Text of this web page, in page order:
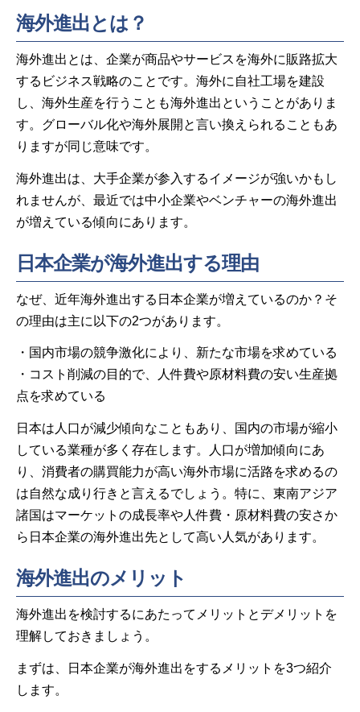
海外進出とは？
海外進出とは、企業が商品やサービスを海外に販路拡大
するビジネス戦略のことです。海外に自社工場を建設
し、海外生産を行うことも海外進出ということがありま
す。グローバル化や海外展開と言い換えられることもあ
りますが同じ意味です。
海外進出は、大手企業が参入するイメージが強いかもし
れませんが、最近では中小企業やベンチャーの海外進出
が増えている傾向にあります。
日本企業が海外進出する理由
なぜ、近年海外進出する日本企業が増えているのか？そ
の理由は主に以下の2つがあります。
・国内市場の競争激化により、新たな市場を求めている
・コスト削減の目的で、人件費や原材料費の安い生産拠
点を求めている
日本は人口が減少傾向なこともあり、国内の市場が縮小
している業種が多く存在します。人口が増加傾向にあ
り、消費者の購買能力が高い海外市場に活路を求めるの
は自然な成り行きと言えるでしょう。特に、東南アジア
諸国はマーケットの成長率や人件費・原材料費の安さか
ら日本企業の海外進出先として高い人気があります。
海外進出のメリット
海外進出を検討するにあたってメリットとデメリットを
理解しておきましょう。
まずは、日本企業が海外進出をするメリットを3つ紹介
します。